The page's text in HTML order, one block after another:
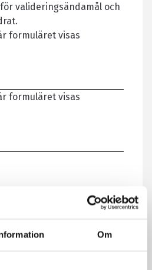
Om
valideringsändamål och
formuläret visas
formuläret visas